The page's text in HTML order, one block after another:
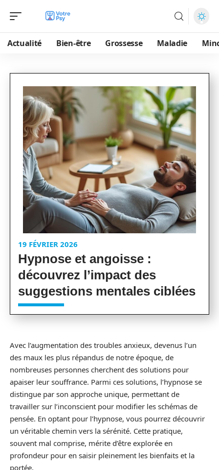
Actualité Bien-être Grossesse Maladie
19 FÉVRIER 2026
Hypnose et angoisse :
découvrez l’impact des
suggestions mentales ciblées
Avec l’augmentation des troubles anxieux, devenus l’un
des maux les plus répandus de notre époque, de
nombreuses personnes cherchent des solutions pour
apaiser leur souffrance. Parmi ces solutions, l’hypnose se
distingue par son approche unique, permettant de
travailler sur l’inconscient pour modifier les schémas de
pensée. En optant pour l’hypnose, vous pourrez découvrir
un véritable chemin vers la sérénité. Cette pratique,
souvent mal comprise, mérite d’être explorée en
profondeur pour en saisir pleinement les bienfaits et la
portée.